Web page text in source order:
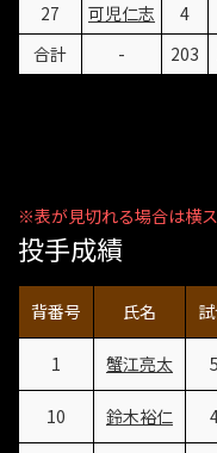
27
可児仁志 4
合計
- 203
投手成績
背番号 氏名
1 蟹江亮太 5
10 鈴木裕仁